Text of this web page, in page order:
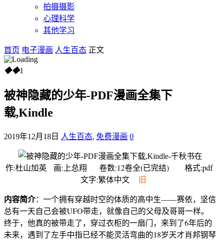
拍摄摄影
心理科学
其他学习
首页 电子漫画 人生百态 正文
◆◆1
被神隐藏的少年-PDF漫画全集下
载,Kindle
2019年12月18日 人生百态, 免费漫画 0
作:杜山加英 画:上总翔 卷数:12卷全(已完结) 格式:pdf
文字:繁体中文 旧
内容简介：一个拥有穿越时空的体质的高中生——赛依，坚信
总有一天自己会被UFO带走，就像自己的父母及哥哥一样。
终于，他真的被带走了，穿过衣柜的一扇门，来到了6年后的
未来，遇到了左手中指已经不能灵活弯曲的18岁天才肖邦钢琴